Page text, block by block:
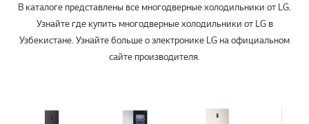
В каталоге представлены все многодверные холодильники от LG.
Узнайте где купить многодверные холодильники от LG в
Узбекистане. Узнайте больше о электронике LG на официальном
сайте производителя.